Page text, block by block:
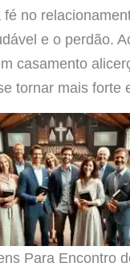
no
e o perdão.
casamento
tornar mais forte
Para Encontro